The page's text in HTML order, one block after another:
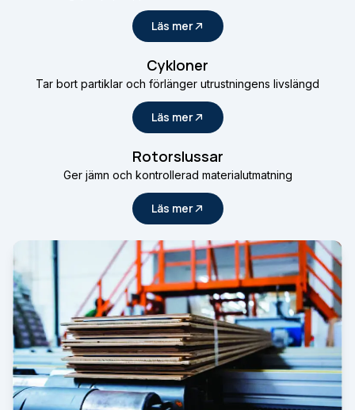
Läs mer
Cykloner
Tar bort partiklar och förlänger utrustningens livslängd
Läs mer
Rotorslussar
Ger jämn och kontrollerad materialutmatning
Läs mer